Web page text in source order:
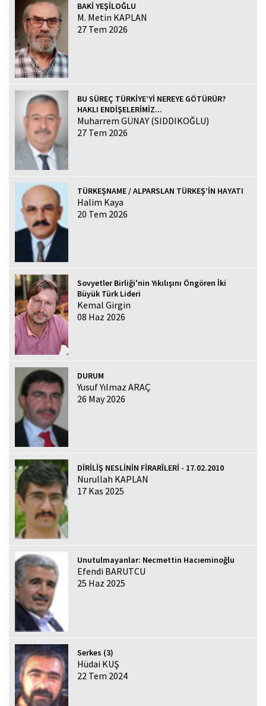
BAKİ YEŞİLOĞLU
M. Metin KAPLAN
27 Tem 2026
BU SÜREÇ TÜRKİYE’Yİ NEREYE GÖTÜRÜR?
HAKLI ENDİŞELERİMİZ...
Muharrem GÜNAY (SIDDIKOĞLU)
27 Tem 2026
TÜRKEŞNAME / ALPARSLAN TÜRKEŞ’İN HAYATI
Halim Kaya
20 Tem 2026
Sovyetler Birliği'nin Yıkılışını Öngören İki
Büyük Türk Lideri
Kemal Girgin
08 Haz 2026
DURUM
Yusuf Yılmaz ARAÇ
26 May 2026
DİRİLİŞ NESLİNİN FİRARÎLERİ - 17.02.2010
Nurullah KAPLAN
17 Kas 2025
Unutulmayanlar: Necmettin Hacıeminoğlu
Efendi BARUTCU
25 Haz 2025
Serkes (3)
Hüdai KUŞ
22 Tem 2024